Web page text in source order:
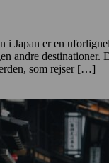
i Japan er en
andre destinationer.
som rejser […]